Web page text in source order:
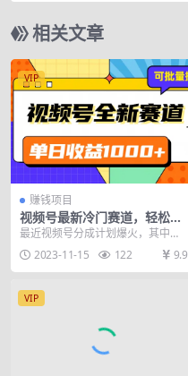
相关文章
VIP
赚钱项目
视频号最新冷门赛道，轻松日
入1000+，制作简单，可多账
号操作
最近视频号分成计划爆火，其中各
种赛道层出不穷，但是做到最后都
发现没什么效果，我今...
2023-11-15 122 9.9
VIP